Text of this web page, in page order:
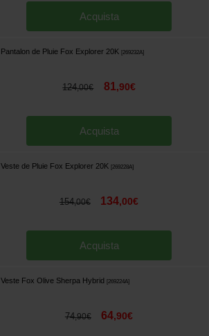
Acquista
Pantalon de Pluie Fox Explorer 20K 269232A]
124,00€ 81,90€
Acquista
Veste de Pluie Fox Explorer 20K 269228A]
154,00€ 134,00€
Acquista
Veste Fox Olive Sherpa Hybrid 269224A]
74,90€ 64,90€